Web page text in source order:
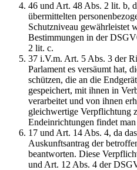
46 und Art. 48 Abs. 2 lit. b,
übermittelten
Schutzniveau gewährleistet
Bestimmungen in der
2 lit. c.
37 i.V.m. Art. 5 Abs. 3 der
Parlament es versäumt hat,
schützen, die an die
gespeichert, mit ihnen in
verarbeitet und von ihnen
gleichwertige Verpflichtung
Endeinrichtungen findet
17 und Art. 14 Abs. 4, da
Auskunftsantrag der
beantworten. Diese
und Art. 12 Abs. 4 der